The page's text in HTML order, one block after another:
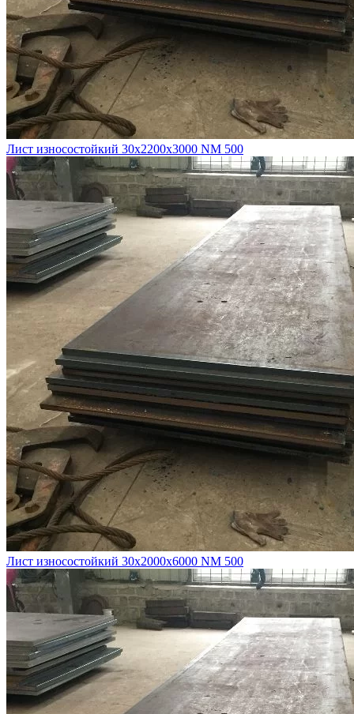
Лист износостойкий 30х2200х3000 NM 500
Лист износостойкий 30х2000х6000 NM 500